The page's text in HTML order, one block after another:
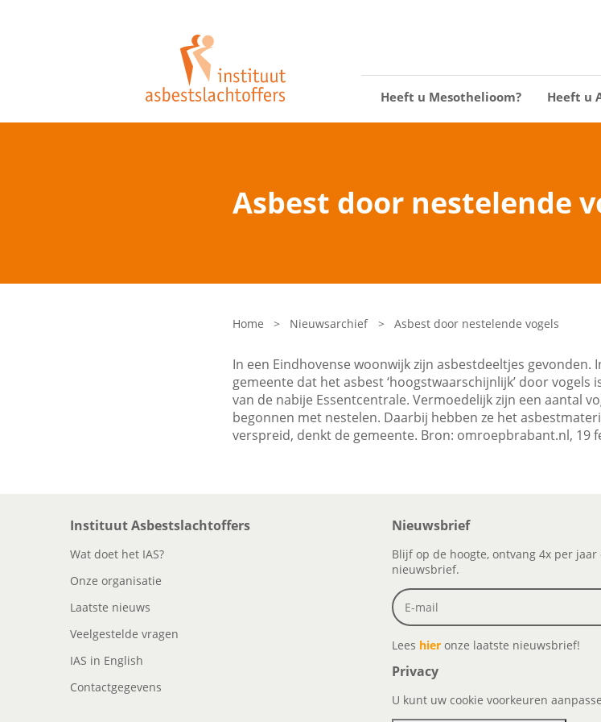
Heeft u Mesothelioom? Heeft u
Asbest door nestelende
Home > Nieuwsarchief > Asbest door nestelende vogels
In een Eindhovense woonwijk zijn asbestdeeltjes gevonden.
gemeente dat het asbest ‘hoogstwaarschijnlijk’ door
van de nabije Essentcentrale. Vermoedelijk zijn een aantal
begonnen met nestelen. Daarbij hebben ze het
verspreid, denkt de gemeente. Bron: omroepbrabant.nl, 19
Instituut Asbestslachtoffers
Wat doet het IAS?
Onze organisatie
Laatste nieuws
Veelgestelde vragen
IAS in English
Contactgegevens
Nieuwsbrief
Blijf op de hoogte, ontvang 4x per jaar
nieuwsbrief.
Lees hier onze laatste nieuwsbrief!
Privacy
U kunt uw cookie voorkeuren